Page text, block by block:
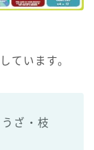
ています。
ざ・枝